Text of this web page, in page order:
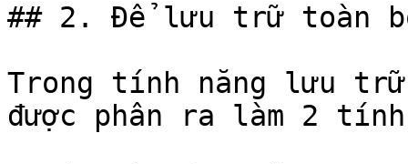
## 2. Để lưu trữ toàn
Trong tính năng lưu
được phân ra làm 2